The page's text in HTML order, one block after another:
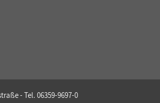
- Tel. 06359-9697-0